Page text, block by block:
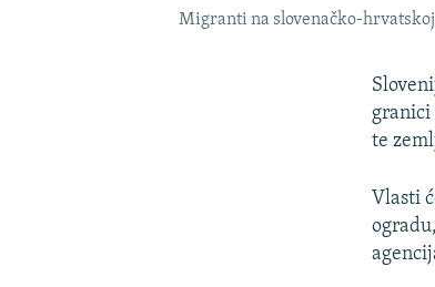
Migranti na slovenačko-hrvatskoj
granici
te
Vlasti